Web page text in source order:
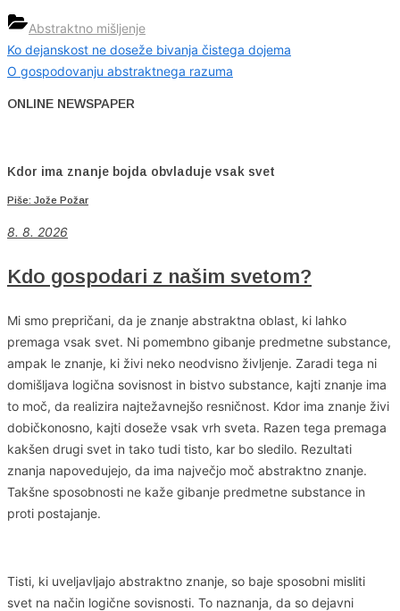
Abstraktno mišljenje
Navigacija
Previous
Post:
Ko dejanskost ne doseže bivanja čistega dojema
Next
O gospodovanju abstraktnega razuma
ONLINE NEWSPAPER
Kdor ima znanje bojda obvladuje vsak svet
Piše: Jože Požar
8. 8. 2026
Kdo gospodari z našim svetom?
Mi smo prepričani, da je znanje abstraktna oblast, ki lahko
premaga vsak svet. Ni pomembno gibanje predmetne substance,
ampak le znanje, ki živi neko neodvisno življenje. Zaradi tega ni
domišljava logična sovisnost in bistvo substance, kajti znanje ima
to moč, da realizira najtežavnejšo resničnost. Kdor ima znanje živi
dobičkonosno, kajti doseže vsak vrh sveta. Razen tega premaga
kakšen drugi svet in tako tudi tisto, kar bo sledilo. Rezultati
znanja napovedujejo, da ima največjo moč abstraktno znanje.
Takšne sposobnosti ne kaže gibanje predmetne substance in
proti postajanje.
Tisti, ki uveljavljajo abstraktno znanje, so baje sposobni misliti
svet na način logične sovisnosti. To naznanja, da so dejavni